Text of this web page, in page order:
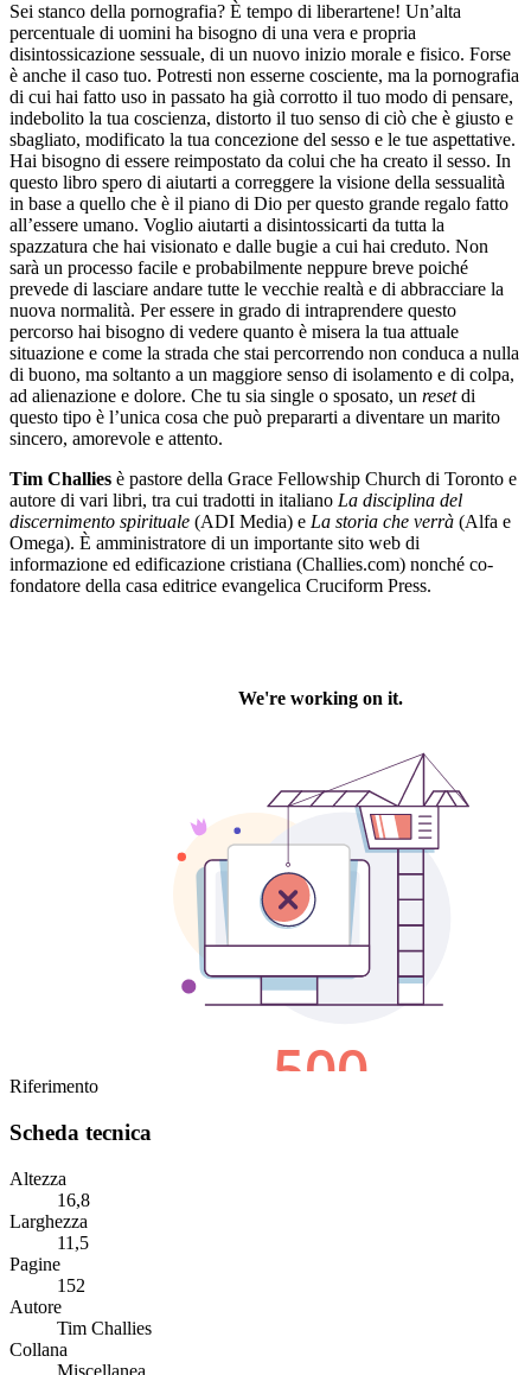
Sei stanco della pornografia? È tempo di liberartene! Un’alta
percentuale di uomini ha bisogno di una vera e propria
disintossicazione sessuale, di un nuovo inizio morale e fisico. Forse
è anche il caso tuo. Potresti non esserne cosciente, ma la pornografia
di cui hai fatto uso in passato ha già corrotto il tuo modo di pensare,
indebolito la tua coscienza, distorto il tuo senso di ciò che è giusto e
sbagliato, modificato la tua concezione del sesso e le tue aspettative.
Hai bisogno di essere reimpostato da colui che ha creato il sesso. In
questo libro spero di aiutarti a correggere la visione della sessualità
in base a quello che è il piano di Dio per questo grande regalo fatto
all’essere umano. Voglio aiutarti a disintossicarti da tutta la
spazzatura che hai visionato e dalle bugie a cui hai creduto. Non
sarà un processo facile e probabilmente neppure breve poiché
prevede di lasciare andare tutte le vecchie realtà e di abbracciare la
nuova normalità. Per essere in grado di intraprendere questo
percorso hai bisogno di vedere quanto è misera la tua attuale
situazione e come la strada che stai percorrendo non conduca a nulla
di buono, ma soltanto a un maggiore senso di isolamento e di colpa,
ad alienazione e dolore. Che tu sia single o sposato, un resetdi
questo tipo è l’unica cosa che può prepararti a diventare un marito
sincero, amorevole e attento.
Tim Challies è pastore della Grace Fellowship Church di Toronto e
autore di vari libri, tra cui tradotti in italiano La disciplina del
discernimento spirituale (ADI Media) e La storia che verrà (Alfa e
Omega). È amministratore di un importante sito web di
informazione ed edificazione cristiana (Challies.com) nonché co-
fondatore della casa editrice evangelica Cruciform Press.
Riferimento
Scheda tecnica
Altezza
16,8
Larghezza
11,5
Pagine
152
Autore
Tim Challies
Collana
Miscellanea